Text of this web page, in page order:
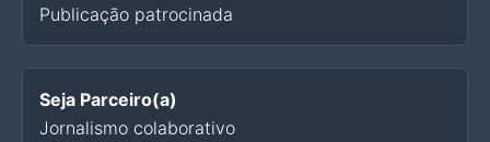
Publicação patrocinada
Seja Parceiro(a)
Jornalismo colaborativo